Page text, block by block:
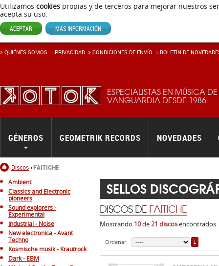
Utilizamos cookies propias y de terceros para mejorar nuestros
acepta su uso.
ACEPTAR MÁS INFORMACIÓN
ESPECIALISTAS EN MÚSICA DE
VANGUARDIA DESDE 1986
Inicio
Discos FAITICHE
GÉNEROS GEOMETRIK RECORDS NOVEDADES
QUIÉNES SOMOS PRIVACIDAD CONDICIONES DE ENVÍ­O BOLETÍN DE
Ambient
Classics and Electronic
pioneers
Sound explorers -
Experimental
Industrial - Noise
New electronica - Avant
Techno
Kosmische musik - Krautrock
Dark - EBM
SELLOS
DISCOS DE FAITICHE
Mostrando 10de21 discosencontrados.
Ordenar: